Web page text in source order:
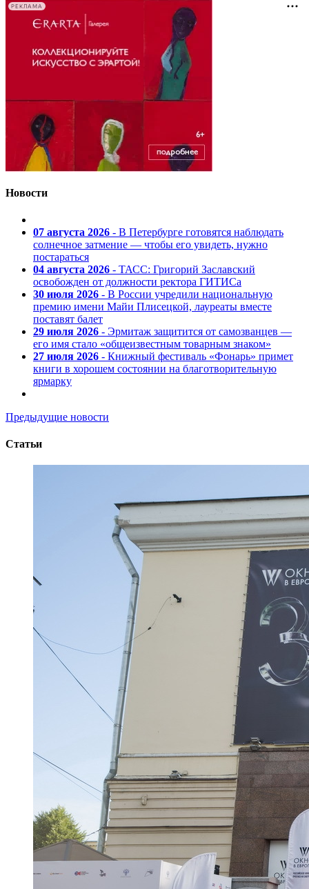
РЕКЛАМА
Новости
07 августа 2026 - В Петербурге готовятся наблюдать
солнечное затмение — чтобы его увидеть, нужно
постараться
04 августа 2026 - ТАСС: Григорий Заславский
освобожден от должности ректора ГИТИСа
30 июля 2026 - В России учредили национальную
премию имени Майи Плисецкой, лауреаты вместе
поставят балет
29 июля 2026 - Эрмитаж защитится от самозванцев —
его имя стало «общеизвестным товарным знаком»
27 июля 2026 - Книжный фестиваль «Фонарь» примет
книги в хорошем состоянии на благотворительную
ярмарку
Предыдущие новости
Статьи